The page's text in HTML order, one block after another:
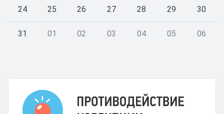
24 25 26 27 28 29 30
31 01 02 03 04 05 06